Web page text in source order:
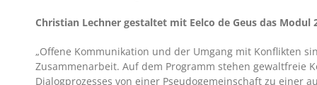
Christian Lechner gestaltet mit Eelco de Geus das Modul
„Offene Kommunikation und der Umgang mit Konflikten
Zusammenarbeit. Auf dem Programm stehen gewaltfreie
Dialogprozesses von einer Pseudogemeinschaft zu einer